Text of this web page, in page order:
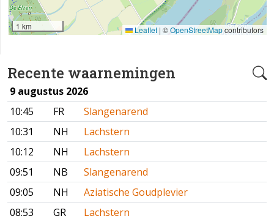
Recente waarnemingen
9 augustus 2026
10:45
FR
Slangenarend
10:31
NH
Lachstern
10:12
NH
Lachstern
09:51
NB
Slangenarend
09:05
NH
Aziatische Goudplevier
08:53
GR
Lachstern
1 km Leaflet | ©OpenStreetMapcontributors